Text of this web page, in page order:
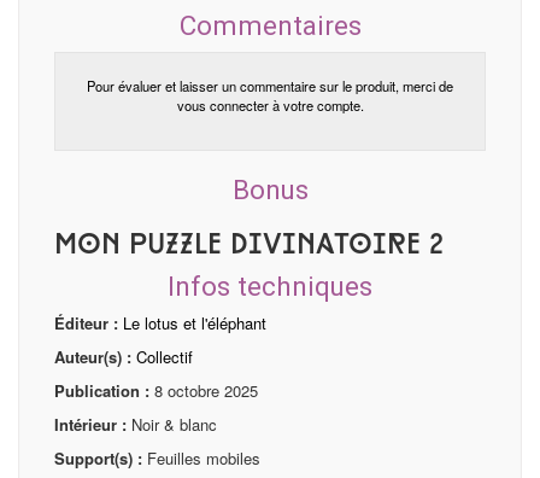
Commentaires
Pour évaluer et laisser un commentaire sur le produit, merci de
vous connecter à votre compte.
Bonus
Mon puzzle divinatoire 2
Infos techniques
Éditeur : Le lotus et l'éléphant
Auteur(s) : Collectif
Publication : 8 octobre 2025
Intérieur : Noir & blanc
Support(s) : Feuilles mobiles